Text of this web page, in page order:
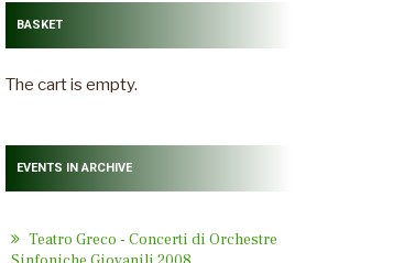
BASKET
The cart is empty.
EVENTS IN ARCHIVE
Teatro Greco - Concerti di Orchestre